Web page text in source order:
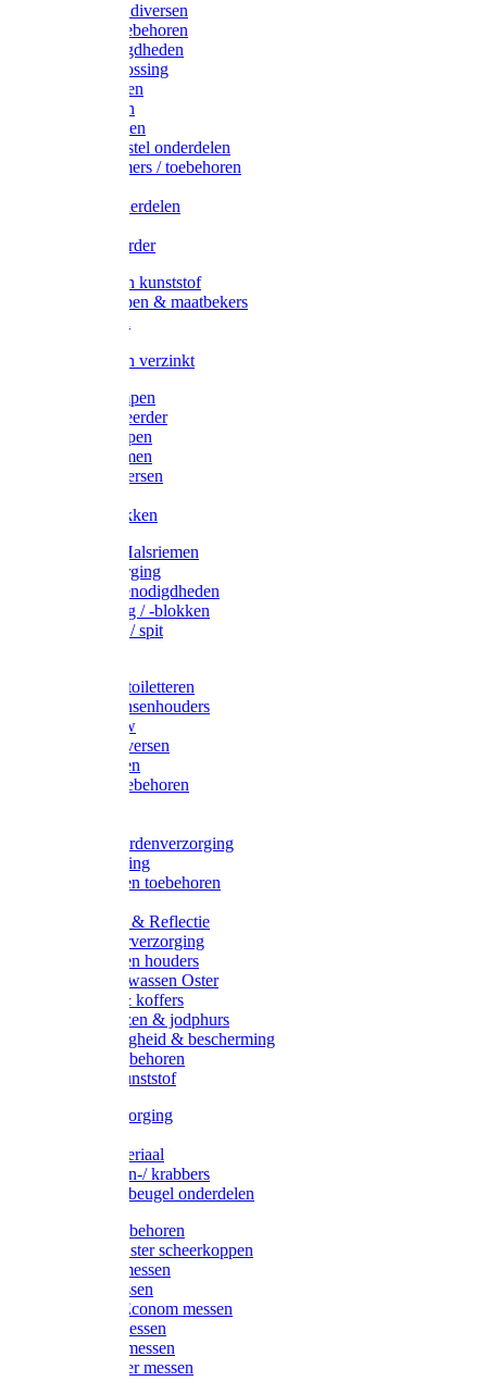
Koe / Stier diversen
Melkers toebehoren
Stalbenodigdheden
Kalververlossing
Stierenringen
Onthoornen
Kalverflessen
Koerugborstel onderdelen
Kalveremmers / toebehoren
Koelift onderdelen
Uieronthaarder
Voerbakken kunststof
Voerscheppen & maatbekers
Voerbakken verzinkt
Warmtelampen
Staartcoupeerder
Biggenkappen
Neuskrammen
Varken diversen
Varkensbakken
Halsters / Halsriemen
Hoefverzorging
Lammer benodigdheden
Ramdektuig / -blokken
Vastzetpen / spit
Poetsen & toiletteren
Zadel-/Trensenhouders
Halstertouw
Halsters diversen
Hoofdstellen
Zadel & toebehoren
Rapide paardenverzorging
Ruiter kleding
Hoofdstellen toebehoren
Verlichting & Reflectie
Rapide leerverzorging
Likstenen en houders
Poetsen & wassen Oster
Poetssets & koffers
Ruiter laarzen & jodphurs
Ruiter veiligheid & bescherming
Ruiter - toebehoren
Voerbak kunststof
Klauwverzorging
Injectiemateriaal
Hoefmessen-/ krabbers
Hoefbekapbeugel onderdelen
Messen toebehoren
Moser & Oster scheerkoppen
Hauptner messen
Liscop messen
Aesculap/Econom messen
Heiniger messen
Constanta messen
FarmClipper messen